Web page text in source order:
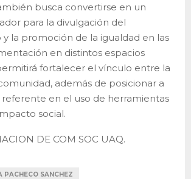
busca convertirse en un
para la divulgación del
la promoción de la igualdad en las
en distintos espacios
fortalecer el vínculo entre la
además de posicionar a
en el uso de herramientas
social.
DE COM SOC UAQ.
PACHECO SANCHEZ